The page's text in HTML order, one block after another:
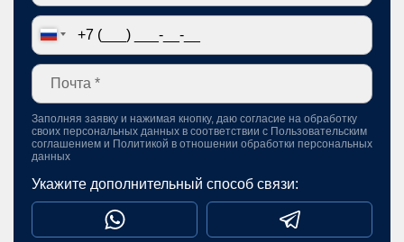
Заполняя заявку и нажимая кнопку, даю согласие на обработку
своих персональных данных в соответствии с Пользовательским
соглашением и Политикой в отношении обработки персональных
данных
Укажите дополнительный способ связи: